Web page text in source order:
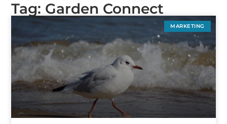
Tag: Garden Connect
MARKETING